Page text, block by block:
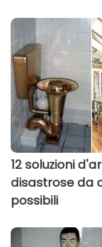
12 soluzioni
disastrose da
possibili